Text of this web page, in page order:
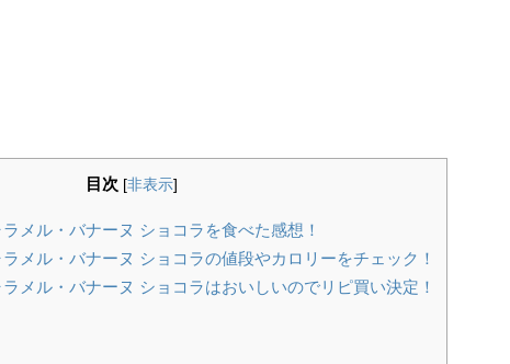
目次 [非表示]
メル・バナーヌ ショコラを食べた感想！
メル・バナーヌ ショコラの値段やカロリーをチェック！
メル・バナーヌ ショコラはおいしいのでリピ買い決定！